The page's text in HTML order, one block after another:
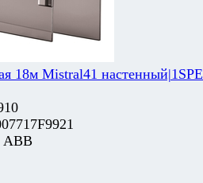
18м Mistral41
ABB